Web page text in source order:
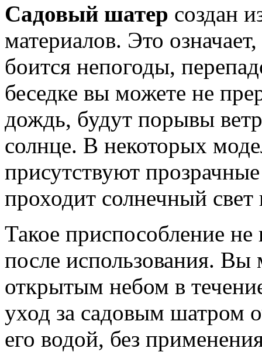
Садовый шатер создан
материалов. Это
боится непогоды,
беседке вы можете не
дождь, будут порывы
солнце. В некоторых
присутствуют
проходит солнечный свет
Такое приспособление
после использования. Вы
открытым небом в
уход за садовым шатром
его водой, без